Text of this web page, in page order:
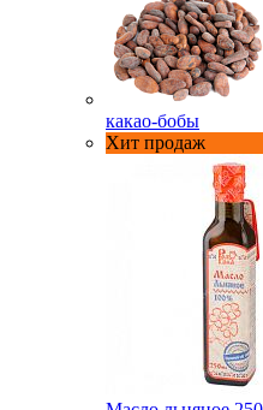
какао-бобы
Хит продаж